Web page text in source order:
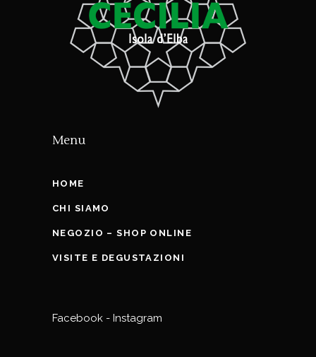
Menu
HOME
CHI SIAMO
NEGOZIO – SHOP ONLINE
VISITE E DEGUSTAZIONI
Facebook - Instagram